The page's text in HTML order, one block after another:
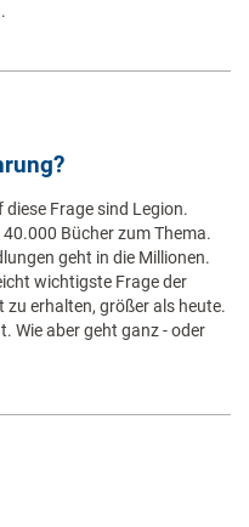
Frage sind Legion.
Bücher zum Thema.
geht in die Millionen.
wichtigste Frage der
erhalten, größer als heute.
Wie aber geht ganz - oder